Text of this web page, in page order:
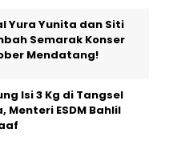
Yura Yunita dan Siti
Semarak Konser
Mendatang!
Isi 3 Kg di Tangsel
Menteri ESDM Bahlil